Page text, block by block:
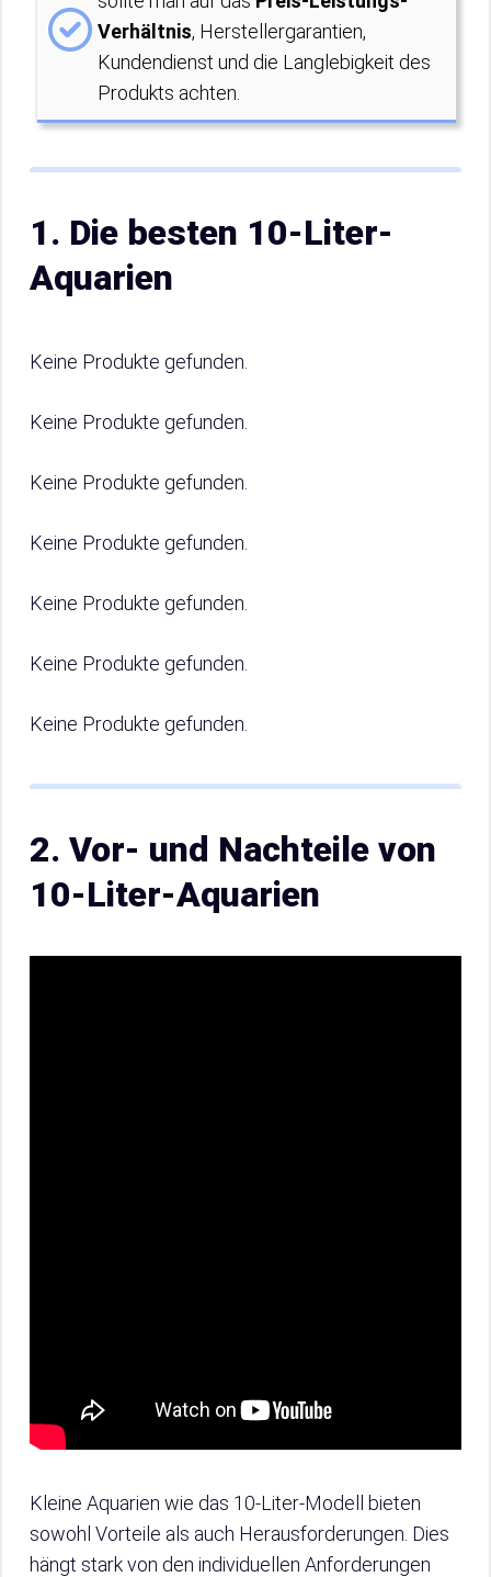
Verhältnis, Herstellergarantien,
Kundendienst und die Langlebigkeit des
Produkts achten.
1. Die besten 10-Liter-
Aquarien
Keine Produkte gefunden.
Keine Produkte gefunden.
Keine Produkte gefunden.
Keine Produkte gefunden.
Keine Produkte gefunden.
Keine Produkte gefunden.
Keine Produkte gefunden.
2. Vor- und Nachteile von
10-Liter-Aquarien
Kleine Aquarien wie das 10-Liter-Modell bieten
sowohl Vorteile als auch Herausforderungen. Dies
hängt stark von den individuellen Anforderungen